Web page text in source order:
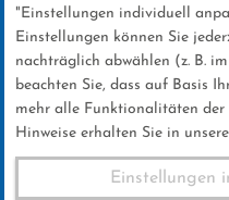
Inhalt
Fuchsjagd 2025
Fuchsjagd
"Einstellungen individuell
Einstellungen können Sie
nachträglich abwählen (z. B.
beachten Sie, dass auf Basis
mehr alle Funktionalitäten der
Hinweise erhalten Sie in
Einstellungen